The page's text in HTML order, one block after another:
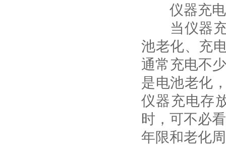
仪器充电
当仪器充
池老化、充
通常充电不
是电池老化
仪器充电存
时，可不必
年限和老化